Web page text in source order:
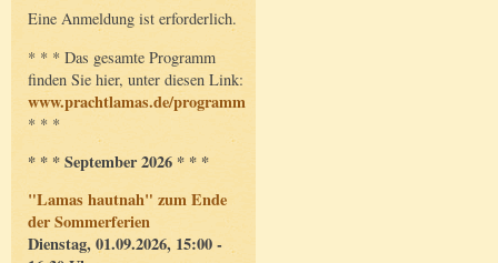
Eine Anmeldung ist erforderlich.
* * * Das gesamte Programm
finden Sie hier, unter diesen Link:
www.prachtlamas.de/programm
* * *
* * * September 2026 * * *
"Lamas hautnah" zum Ende
der Sommerferien
Dienstag, 01.09.2026, 15:00 -